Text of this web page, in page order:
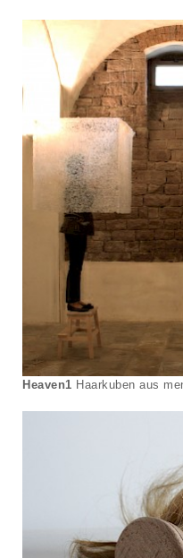
Heaven1 Haarkuben aus